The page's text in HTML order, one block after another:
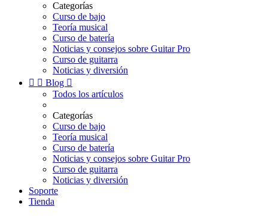
Categorías
Curso de bajo
Teoría musical
Curso de batería
Noticias y consejos sobre Guitar Pro
Curso de guitarra
Noticias y diversión
  Blog 
Todos los artículos
Categorías
Curso de bajo
Teoría musical
Curso de batería
Noticias y consejos sobre Guitar Pro
Curso de guitarra
Noticias y diversión
Soporte
Tienda